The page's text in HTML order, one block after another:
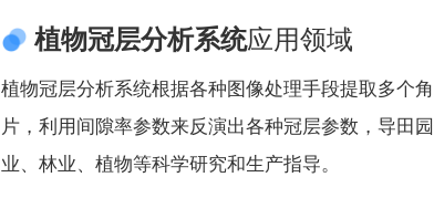
植物冠层分析系统应用领域
植物冠层分析系统根据各种图像处理手段提取多个
片，利用间隙率参数来反演出各种冠层参数，导田
业、林业、植物等科学研究和生产指导。